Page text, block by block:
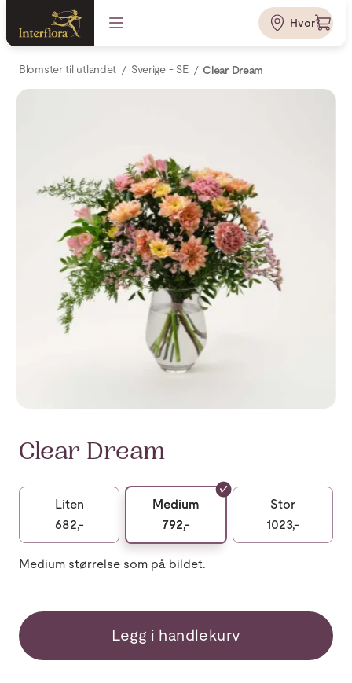
Hvor?
Blomster til utlandet Sverige - SE Clear Dream
Clear Dream
Liten
682,-
Medium
792,-
Stor
1023,-
Medium størrelse som på bildet.
Legg i handlekurv